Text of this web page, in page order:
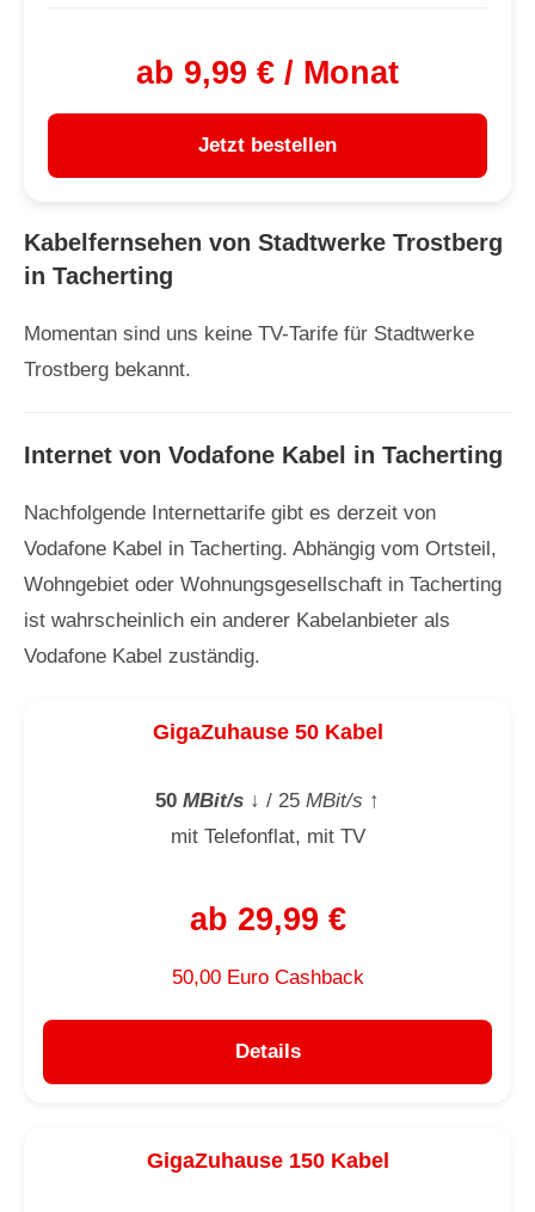
ab 9,99 € / Monat
Jetzt bestellen
Kabelfernsehen von Stadtwerke Trostberg
in Tacherting
Momentan sind uns keine TV-Tarife für Stadtwerke
Trostberg bekannt.
Internet von Vodafone Kabel in Tacherting
Nachfolgende Internettarife gibt es derzeit von
Vodafone Kabel in Tacherting. Abhängig vom Ortsteil,
Wohngebiet oder Wohnungsgesellschaft in Tacherting
ist wahrscheinlich ein anderer Kabelanbieter als
Vodafone Kabel zuständig.
GigaZuhause 50 Kabel
50 MBit/s ↓ / 25 MBit/s ↑
mit Telefonflat, mit TV
ab 29,99 €
50,00 Euro Cashback
Details
GigaZuhause 150 Kabel